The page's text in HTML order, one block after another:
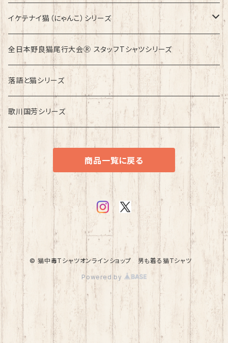
イケテナイ猫（にゃんこ）シリーズ
ロンドンバスに乗りたい！
全日本野良猫尾行大会Ⓡ スタッフTシャツシリーズ
落語と猫シリーズ
歌川国芳シリーズ
商品一覧に戻る
© 猫中毒Tシャツオンラインショップ 男も着る猫Tシャツ
Powered by